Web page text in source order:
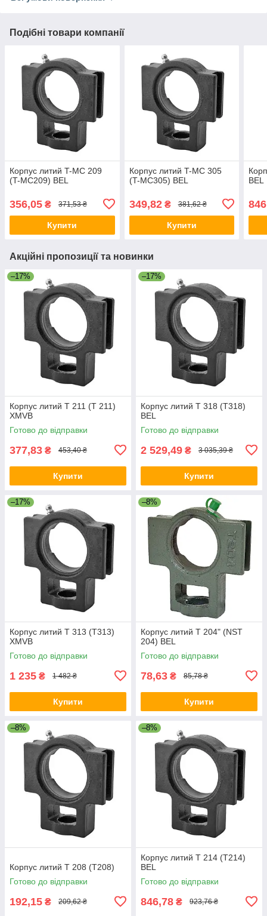
Подібні товари компанії
Корпус литий T-MC 209
(T-MC209) BEL
356,05 ₴ 371,53 ₴
Купити
Корпус литий T-MC 305
(T-MC305) BEL
349,82₴ 381,62 ₴
Купити
BEL
Акційні пропозиції та новинки
–17%
Корпус литий T 211 (T 211)
XMVB
Готово до відправки
377,83 ₴ 453,40 ₴
Купити
–17%
Корпус литий T 318 (T318)
BEL
Готово до відправки
2 529,49 ₴ 3 035,39 ₴
Купити
–17%
Корпус литий T 313 (T313)
XMVB
Готово до відправки
1 235 ₴ 1 482 ₴
Купити
–8%
Корпус литий T 204" (NST
204) BEL
Готово до відправки
78,63 ₴ 85,78 ₴
Купити
–8%
Корпус литий T 208 (T208)
Готово до відправки
192,15 ₴ 209,62 ₴
–8%
Корпус литий T 214 (T214)
BEL
Готово до відправки
846,78 ₴ 923,76 ₴